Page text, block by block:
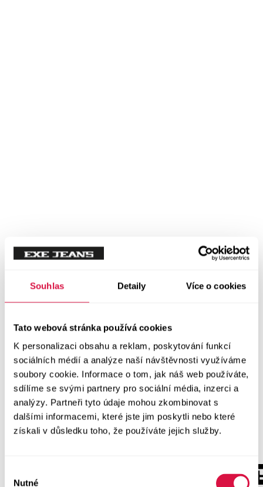
Souhlas Detaily Více o cookies
Tato webová stránka používá cookies
K personalizaci obsahu a reklam, poskytování funkcí
sociálních médií a analýze naší návštěvnosti využíváme
soubory cookie. Informace o tom, jak náš web používáte,
sdílíme se svými partnery pro sociální média, inzerci a
analýzy. Partneři tyto údaje mohou zkombinovat s
dalšími informacemi, které jste jim poskytli nebo které
získali v důsledku toho, že používáte jejich služby.
Nutné